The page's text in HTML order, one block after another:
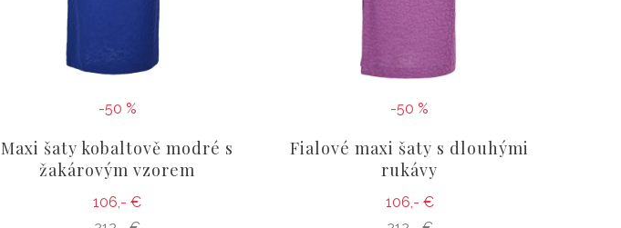
-50 %
Maxi šaty kobaltově modré s
žakárovým vzorem
106,- €
-50 %
Fialové maxi šaty s dlouhými
rukávy
106,- €